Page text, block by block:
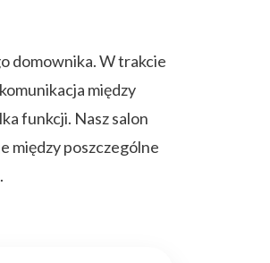
domownika. W trakcie
między
funkcji. Nasz salon
między poszczególne